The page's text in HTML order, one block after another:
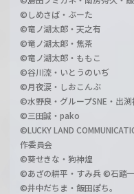
©しめさば・ぶーた
©竜ノ湖太郎・天之有
©竜ノ湖太郎・焦茶
©竜ノ湖太郎・ももこ
©谷川流・いとうのいぢ
©月夜涙・しおこんぶ
©水野良・グループSNE・出渕
©三田誠・pako
©LUCKY LAND
作委員会
©葵せきな・狗神煌
©あざの耕平・すみ兵 ©石踏
©井中だちま・飯田ぽち。